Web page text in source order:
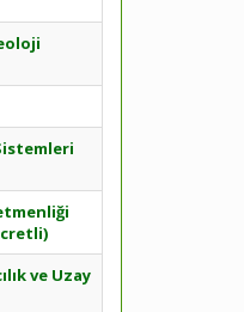
ve Uzay